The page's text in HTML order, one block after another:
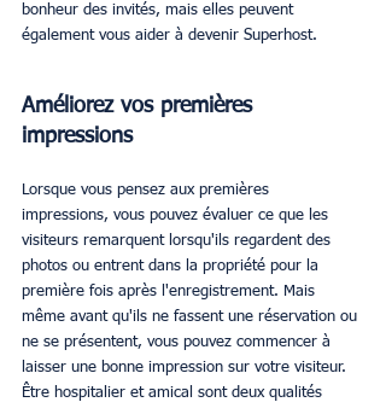
bonheur des invités, mais elles peuvent
également vous aider à devenir Superhost.
Améliorez vos premières
impressions
Lorsque vous pensez aux premières
impressions, vous pouvez évaluer ce que les
visiteurs remarquent lorsqu'ils regardent des
photos ou entrent dans la propriété pour la
première fois après l'enregistrement. Mais
même avant qu'ils ne fassent une réservation ou
ne se présentent, vous pouvez commencer à
laisser une bonne impression sur votre visiteur.
Être hospitalier et amical sont deux qualités